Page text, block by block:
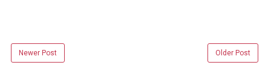
Newer Post Older Post